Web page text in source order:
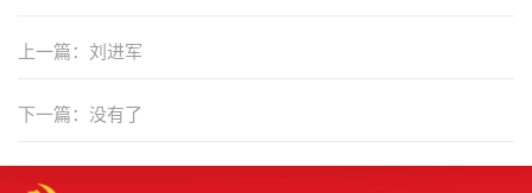
上一篇：刘进军
下一篇：没有了